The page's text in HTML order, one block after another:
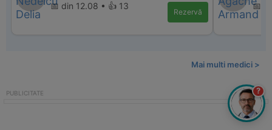
📅 din 12.08 • 👍 13
Rezervă
📅
Mai multi medici >
?